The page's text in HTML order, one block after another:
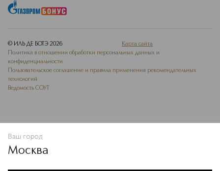
В КОРЗИНУ
© ИЛЬ ДЕ БОТЭ 2026
Карта сайта
Политика в отношении обработки персональных данных и
конфиденциальности
Пользовательское соглашение и правила применения рекомендательных
технологий
Ведомость СОУТ
Ваш город
Москва